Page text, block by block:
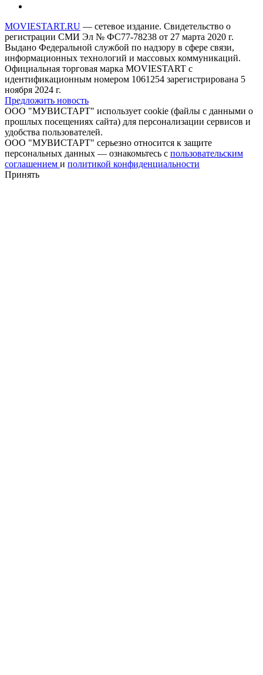
MOVIESTART.RU — сетевое издание. Свидетельство о
регистрации СМИ Эл № ФС77-78238 от 27 марта 2020 г.
Выдано Федеральной службой по надзору в сфере связи,
информационных технологий и массовых коммуникаций.
Официальная торговая марка MOVIESTART с
идентификационным номером 1061254 зарегистрирована 5
ноября 2024 г.
Предложить новость
ООО "МУВИСТАРТ" использует cookie (файлы с данными о
прошлых посещениях сайта) для персонализации сервисов и
удобства пользователей.
ООО "МУВИСТАРТ" серьезно относится к защите
персональных данных — ознакомьтесь с пользовательским
соглашением и политикой конфиденциальности
Принять